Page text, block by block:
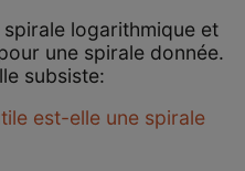
logarithmique et
une spirale donnée.
subsiste:
est-elle une spirale